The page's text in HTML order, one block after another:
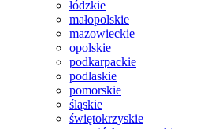
łódzkie
małopolskie
mazowieckie
opolskie
podkarpackie
podlaskie
pomorskie
śląskie
świętokrzyskie